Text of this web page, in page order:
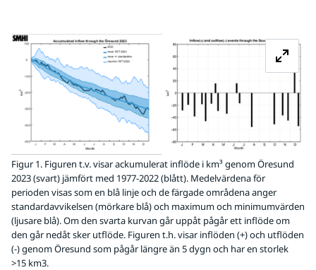
Figur 1. Figuren t.v. visar ackumulerat inflöde i km³ genom Öresund
2023 (svart) jämfört med 1977-2022 (blått). Medelvärdena för
perioden visas som en blå linje och de färgade områdena anger
standardavvikelsen (mörkare blå) och maximum och minimumvärden
(ljusare blå). Om den svarta kurvan går uppåt pågår ett inflöde om
den går nedåt sker utflöde. Figuren t.h. visar inflöden (+) och utflöden
(-) genom Öresund som pågår längre än 5 dygn och har en storlek
>15 km3.